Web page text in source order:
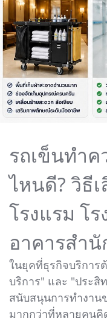
รถเข็นทำ
ไหนดี? วิธี
โรงแรม โ
อาคารสำนั
ในยุคที่ธุรกิจบริกา
บริการ" และ "ประ
สนับสนุนการทำงา
มากกว่าที่หลายคนคิ